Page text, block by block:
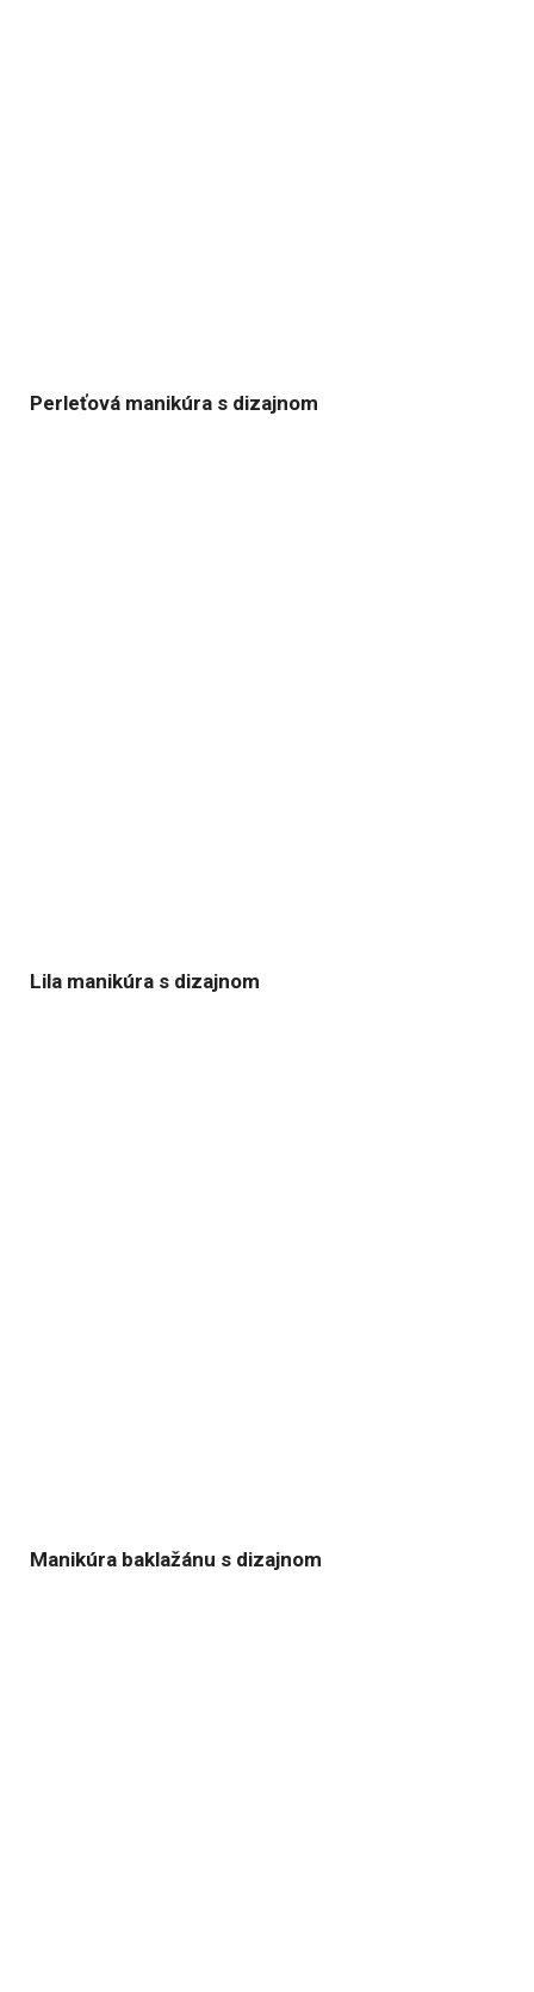
Perleťová manikúra s dizajnom
Lila manikúra s dizajnom
Manikúra baklažánu s dizajnom